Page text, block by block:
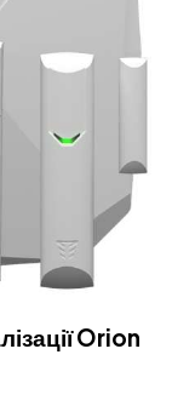
Orion